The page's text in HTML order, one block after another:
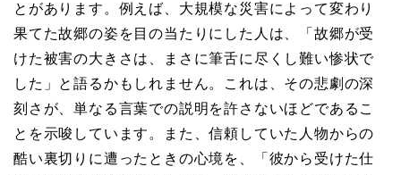
とがあります。例えば、大規模な災害によって変わり
果てた故郷の姿を目の当たりにした人は、「故郷が受
けた被害の大きさは、まさに筆舌に尽くし難い惨状で
した」と語るかもしれません。これは、その悲劇の深
刻さが、単なる言葉での説明を許さないほどであるこ
とを示唆しています。また、信頼していた人物からの
酷い裏切りに遭ったときの心境を、「彼から受けた仕